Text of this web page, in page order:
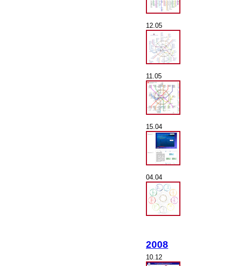
12.05
11.05
15.04
04.04
2008
10.12